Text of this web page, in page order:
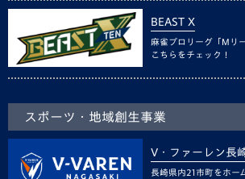
BEAST X
麻雀プロリーグ「Mリ
こちらをチェック！
スポーツ・地域創生事業
V・ファーレン長
長崎県内21市町をホー